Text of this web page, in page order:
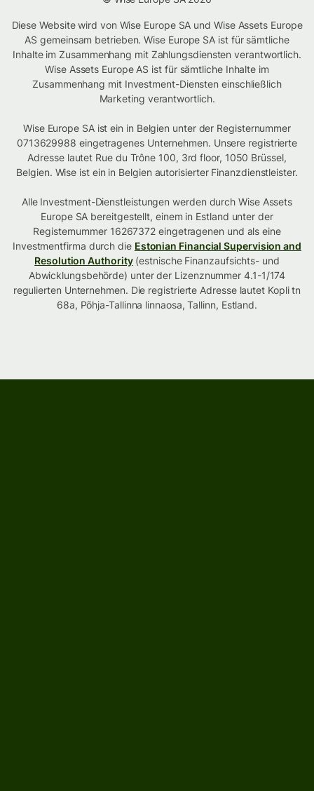
Diese Website wird von Wise Europe SA und Wise Assets Europe
AS gemeinsam betrieben. Wise Europe SA ist für sämtliche
Inhalte im Zusammenhang mit Zahlungsdiensten verantwortlich.
Wise Assets Europe AS ist für sämtliche Inhalte im
Zusammenhang mit Investment-Diensten einschließlich
Marketing verantwortlich.
Wise Europe SA ist ein in Belgien unter der Registernummer
0713629988 eingetragenes Unternehmen. Unsere registrierte
Adresse lautet Rue du Trône 100, 3rd floor, 1050 Brüssel,
Belgien. Wise ist ein in Belgien autorisierter Finanzdienstleister.
Alle Investment-Dienstleistungen werden durch Wise Assets
Europe SA bereitgestellt, einem in Estland unter der
Registernummer 16267372 eingetragenen und als eine
Investmentfirma durch die Estonian Financial Supervision and
Resolution Authority(estnische Finanzaufsichts- und
Abwicklungsbehörde) unter der Lizenznummer 4.1-1/174
regulierten Unternehmen. Die registrierte Adresse lautet Kopli tn
68a, Põhja-Tallinna linnaosa, Tallinn, Estland.